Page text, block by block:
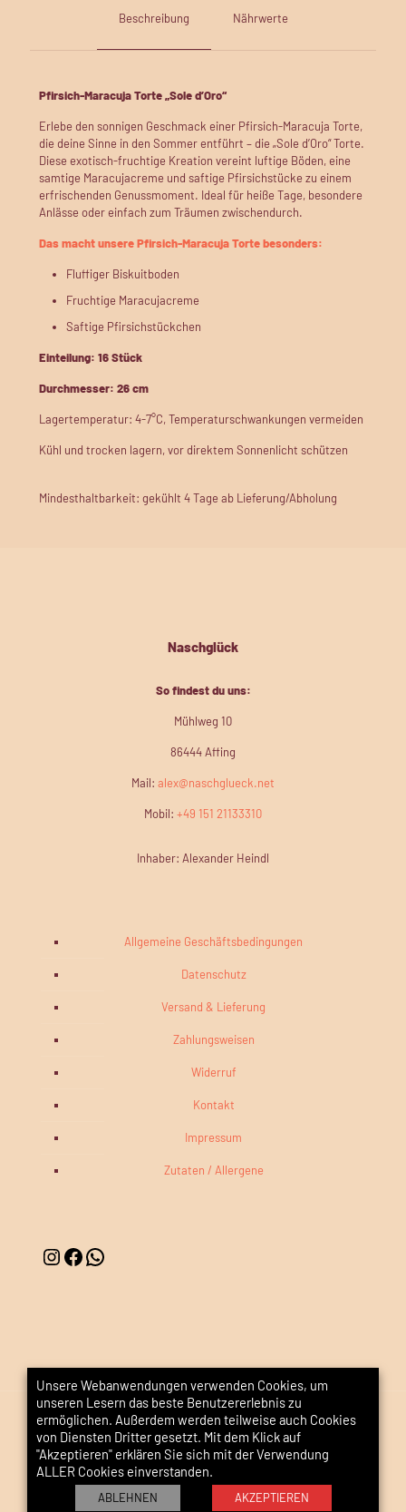
Beschreibung Nährwerte
Pfirsich-Maracuja Torte „Sole d’Oro“
Erlebe den sonnigen Geschmack einer Pfirsich-Maracuja Torte,
die deine Sinne in den Sommer entführt – die „Sole d’Oro“ Torte.
Diese exotisch-fruchtige Kreation vereint luftige Böden, eine
samtige Maracujacreme und saftige Pfirsichstücke zu einem
erfrischenden Genussmoment. Ideal für heiße Tage, besondere
Anlässe oder einfach zum Träumen zwischendurch.
Das macht unsere Pfirsich-Maracuja Torte besonders:
Fluffiger Biskuitboden
Fruchtige Maracujacreme
Saftige Pfirsichstückchen
Einteilung: 16 Stück
Durchmesser: 26 cm
Lagertemperatur: 4-7°C, Temperaturschwankungen vermeiden
Kühl und trocken lagern, vor direktem Sonnenlicht schützen
Mindesthaltbarkeit: gekühlt 4 Tage ab Lieferung/Abholung
Naschglück
So findest du uns:
Mühlweg 10
86444 Affing
Mail: alex@naschglueck.net
Mobil: +49 151 21133310
Inhaber: Alexander Heindl
Allgemeine Geschäftsbedingungen
Datenschutz
Versand & Lieferung
Zahlungsweisen
Widerruf
Kontakt
Impressum
Zutaten / Allergene
© 2026 Naschglück
Unsere Webanwendungen verwenden Cookies, um
unseren Lesern das beste Benutzererlebnis zu
ermöglichen. Außerdem werden teilweise auch Cookies
von Diensten Dritter gesetzt. Mit dem Klick auf
"Akzeptieren" erklären Sie sich mit der Verwendung
ALLER Cookies einverstanden.
ABLEHNEN AKZEPTIEREN